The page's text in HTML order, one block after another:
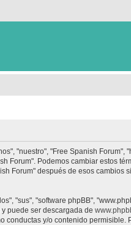
"nuestro", "Free Spanish
Forum". Podemos cambiar estos
Forum" después de esos
"sus", "software phpBB",
puede ser descargada de
y/o contenido permisible.